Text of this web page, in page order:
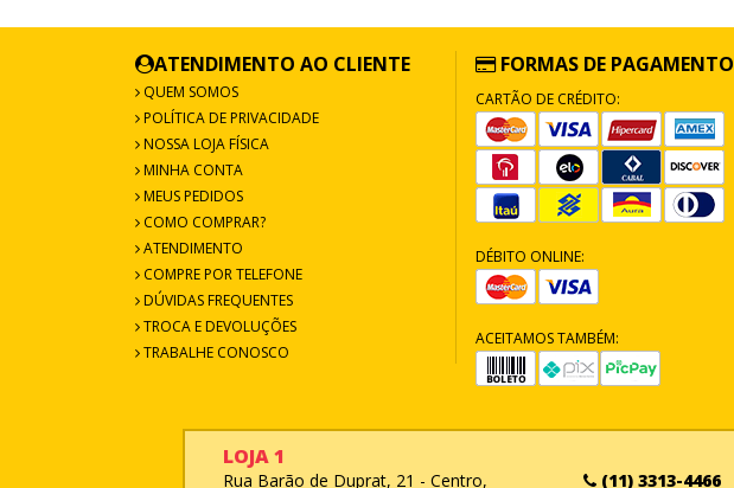
ATENDIMENTO AO CLIENTE
QUEM SOMOS
POLÍTICA DE PRIVACIDADE
NOSSA LOJA FÍSICA
MINHA CONTA
MEUS PEDIDOS
COMO COMPRAR?
ATENDIMENTO
COMPRE POR TELEFONE
DÚVIDAS FREQUENTES
TROCA E DEVOLUÇÕES
TRABALHE CONOSCO
FORMAS DE PAGAMENTO
CARTÃO DE CRÉDITO:
DÉBITO ONLINE:
ACEITAMOS TAMBÉM:
LOJA 1
Rua Barão de Duprat, 21 - Centro, (11) 3313-4466